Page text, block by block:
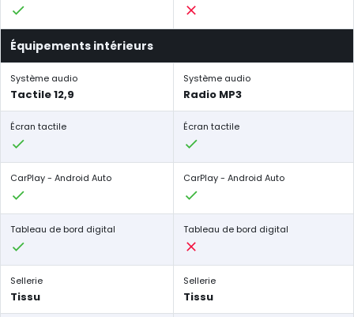
Équipements intérieurs
Système audio
Tactile 12,9
Système audio
Radio MP3
Écran tactile Écran tactile
CarPlay - Android Auto CarPlay - Android Auto
Tableau de bord digital Tableau de bord digital
Sellerie
Tissu
Sellerie
Tissu